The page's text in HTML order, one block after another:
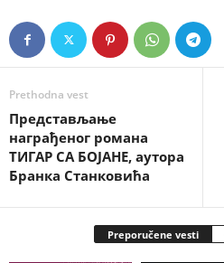
Prethodna vest
Представљање
награђеног романа
ТИГАР СА БОЈАНЕ, аутора
Бранка Станковића
Preporučene vesti